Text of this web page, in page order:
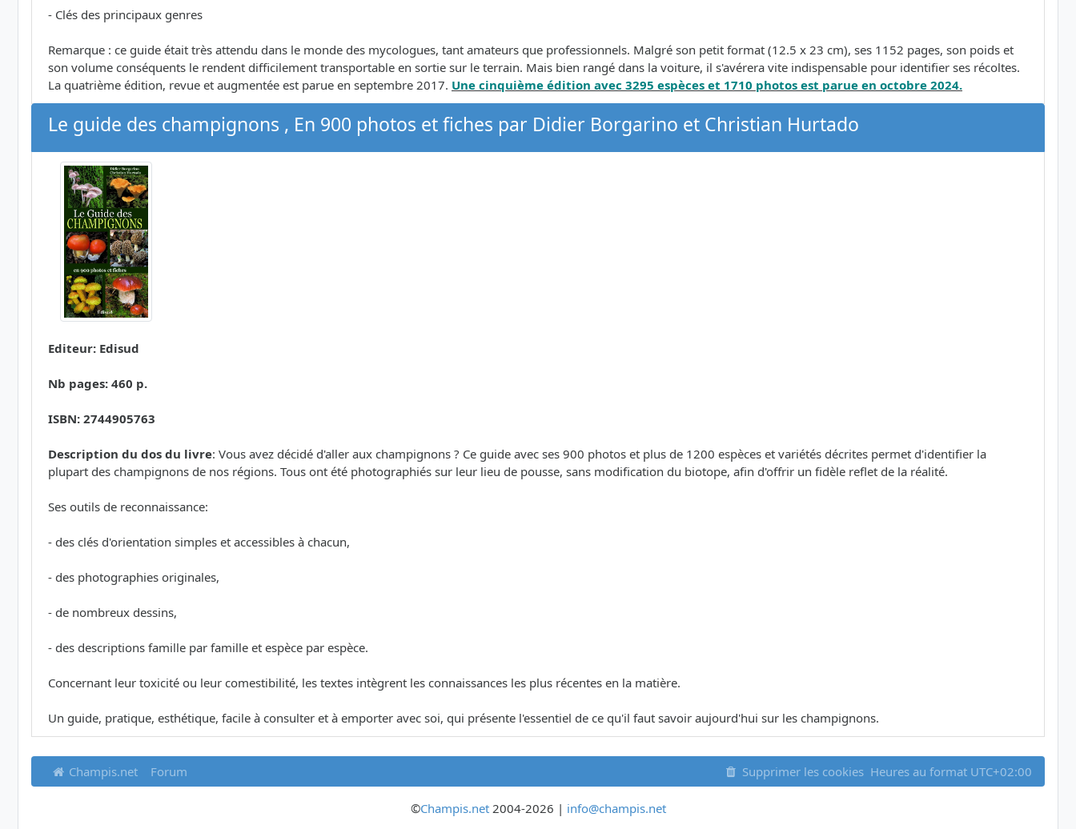
- Clés des principaux genres
Remarque : ce guide était très attendu dans le monde des mycologues, tant amateurs que professionnels. Malgré son petit format (12.5 x 23 cm), ses 1152 pages, son poids et
son volume conséquents le rendent difficilement transportable en sortie sur le terrain. Mais bien rangé dans la voiture, il s'avérera vite indispensable pour identifier ses récoltes.
La quatrième édition, revue et augmentée est parue en septembre 2017. Une cinquième édition avec 3295 espèces et 1710 photos est parue en octobre 2024.
Le guide des champignons , En 900 photos et fiches par Didier Borgarino et Christian Hurtado
Editeur: Edisud
Nb pages: 460 p.
ISBN: 2744905763
Description du dos du livre: Vous avez décidé d'aller aux champignons ? Ce guide avec ses 900 photos et plus de 1200 espèces et variétés décrites permet d'identifier la
plupart des champignons de nos régions. Tous ont été photographiés sur leur lieu de pousse, sans modification du biotope, afin d'offrir un fidèle reflet de la réalité.
Ses outils de reconnaissance:
- des clés d'orientation simples et accessibles à chacun,
- des photographies originales,
- de nombreux dessins,
- des descriptions famille par famille et espèce par espèce.
Concernant leur toxicité ou leur comestibilité, les textes intègrent les connaissances les plus récentes en la matière.
Un guide, pratique, esthétique, facile à consulter et à emporter avec soi, qui présente l'essentiel de ce qu'il faut savoir aujourd'hui sur les champignons.
Champis.net Forum Supprimer les cookies Heures au format UTC+02:00
©Champis.net2004-2026 | info@champis.net